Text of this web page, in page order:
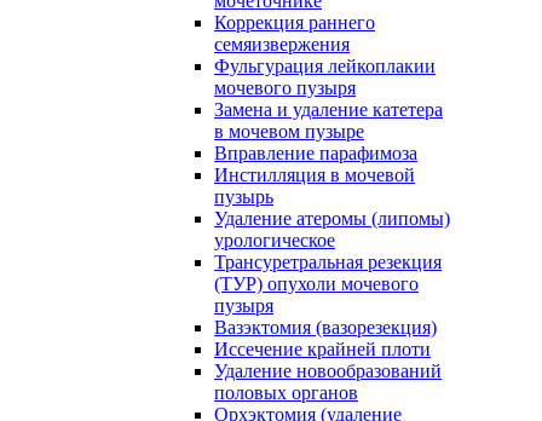
Коррекция раннего
семяизвержения
Фульгурация лейкоплакии
мочевого пузыря
Замена и удаление катетера
в мочевом пузыре
Вправление парафимоза
Инстилляция в мочевой
пузырь
Удаление атеромы (липомы)
урологическое
Трансуретральная резекция
(ТУР) опухоли мочевого
пузыря
Вазэктомия (вазорезекция)
Иссечение крайней плоти
Удаление новообразований
половых органов
Орхэктомия (удаление